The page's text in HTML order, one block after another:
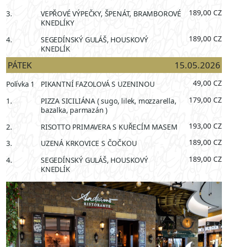
3.
VEPŘOVÉ VÝPEČKY, ŠPENÁT, BRAMBOROVÉ
KNEDLÍKY
189,00 CZ
4.
SEGEDÍNSKÝ GULÁŠ, HOUSKOVÝ
KNEDLÍK
189,00 CZ
PÁTEK 15.05.2026
Polívka 1 PIKANTNÍ FAZOLOVÁ S UZENINOU
49,00 CZ
1.
PIZZA SICILIÁNA ( sugo, lilek, mozzarella,
bazalka, parmazán )
179,00 CZ
2. RISOTTO PRIMAVERA S KUŘECÍM MASEM
193,00 CZ
3.
UZENÁ KRKOVICE S ČOČKOU
189,00 CZ
4.
SEGEDÍNSKÝ GULÁŠ, HOUSKOVÝ
KNEDLÍK
189,00 CZ